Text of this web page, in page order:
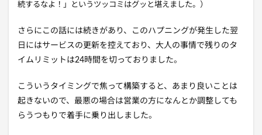
続するなよ！」というツッコミはグッと堪えました。）
さらにこの話には続きがあり、このハプニングが発生した翌
日にはサービスの更新を控えており、大人の事情で残りのタ
イムリミットは24時間を切っておりました。
こういうタイミングで焦って構築すると、あまり良いことは
起きないので、最悪の場合は営業の方になんとか調整しても
らうつもりで着手に乗り出しました。